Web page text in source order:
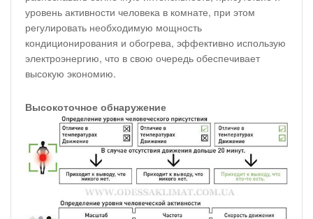
уровень активности человека в комнате, при этом
регулировать необходимую мощность
кондиционирования и обогрева, эффективно использую
электроэнергию, что в свою очередь обеспечивает
высокую экономию.
Высокоточное обнаружение